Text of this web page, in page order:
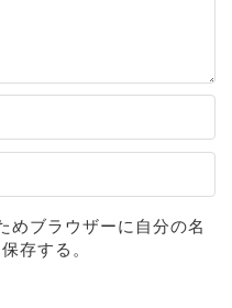
めブラウザーに自分の名
存する。